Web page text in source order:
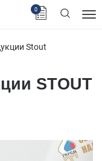
0
Stout
STOUT